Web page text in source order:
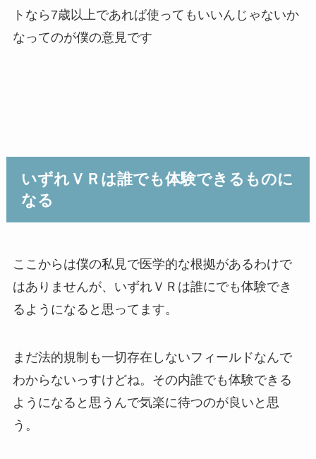
トなら7歳以上であれば使ってもいいんじゃないか
なってのが僕の意見です
いずれＶＲは誰でも体験できるものに
なる
ここからは僕の私見で医学的な根拠があるわけで
はありませんが、いずれＶＲは誰にでも体験でき
るようになると思ってます。
まだ法的規制も一切存在しないフィールドなんで
わからないっすけどね。その内誰でも体験できる
ようになると思うんで気楽に待つのが良いと思
う。